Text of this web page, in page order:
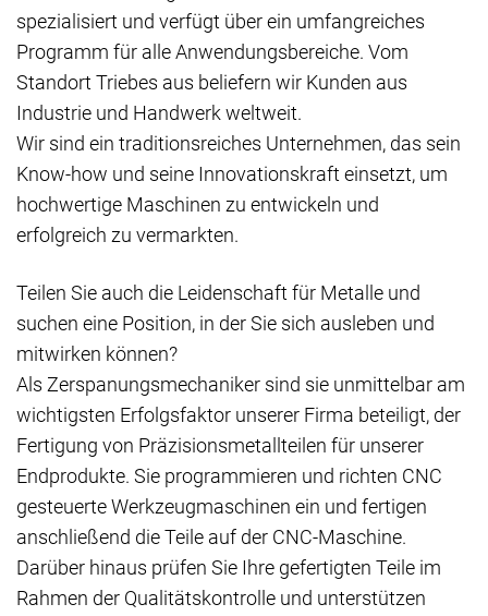
spezialisiert und verfügt über ein umfangreiches
Programm für alle Anwendungsbereiche. Vom
Standort Triebes aus beliefern wir Kunden aus
Industrie und Handwerk weltweit.
Wir sind ein traditionsreiches Unternehmen, das sein
Know-how und seine Innovationskraft einsetzt, um
hochwertige Maschinen zu entwickeln und
erfolgreich zu vermarkten.
Teilen Sie auch die Leidenschaft für Metalle und
suchen eine Position, in der Sie sich ausleben und
mitwirken können?
Als Zerspanungsmechaniker sind sie unmittelbar am
wichtigsten Erfolgsfaktor unserer Firma beteiligt, der
Fertigung von Präzisionsmetallteilen für unserer
Endprodukte. Sie programmieren und richten CNC
gesteuerte Werkzeugmaschinen ein und fertigen
anschließend die Teile auf der CNC-Maschine.
Darüber hinaus prüfen Sie Ihre gefertigten Teile im
Rahmen der Qualitätskontrolle und unterstützen